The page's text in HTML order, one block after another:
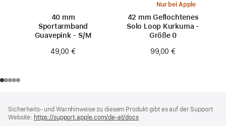
40 mm
Sportarmband
Guavepink - S/M
49,00 €
Nur bei Apple
42 mm Geflochtenes
Solo Loop Kurkuma -
Größe 0
99,00 €
Sicherheits- und Warnhinweise zu diesem Produkt gibt es auf der Support
Website: https://support.apple.com/de-at/docs(öffnet